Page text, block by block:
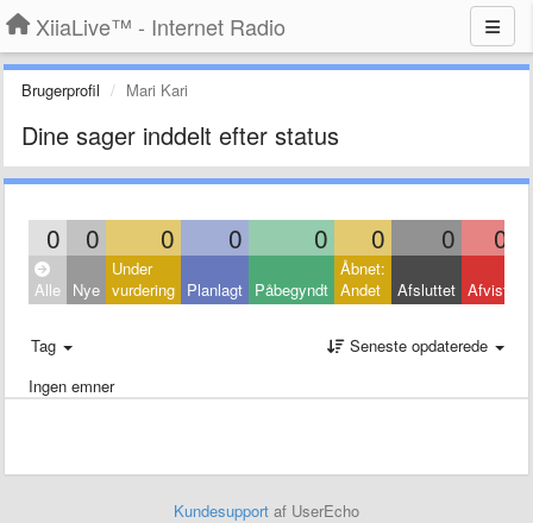
XiiaLive™ - Internet Radio
Brugerprofil Mari Kari
Dine sager inddelt efter status
0 0 0 0 0 0 0 0
Alle Nye
Under
vurdering Planlagt Påbegyndt
Åbnet:
Andet
Afsluttet Afvist
Tag
Seneste opdaterede
Ingen emner
Kundesupport af UserEcho